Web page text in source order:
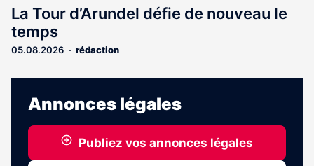
La Tour d’Arundel défie de nouveau le
temps
05.08.2026 rédaction
Annonces légales
Publiez vos annonces légales